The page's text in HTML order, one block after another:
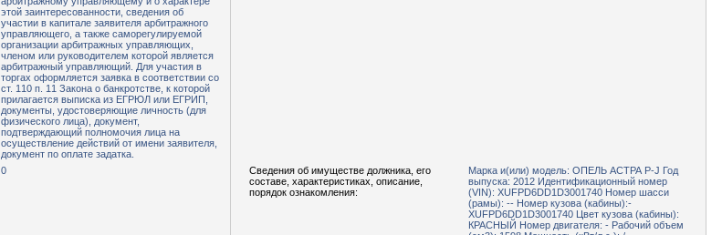
этой заинтересованности, сведения об
участии в капитале заявителя арбитражного
управляющего, а также саморегулируемой
организации арбитражных управляющих,
членом или руководителем которой является
арбитражный управляющий. Для участия в
торгах оформляется заявка в соответствии со
ст. 110 п. 11 Закона о банкротстве, к которой
прилагается выписка из ЕГРЮЛ или ЕГРИП,
документы, удостоверяющие личность (для
физического лица), документ,
подтверждающий полномочия лица на
осуществление действий от имени заявителя,
документ по оплате задатка.
0
Сведения об имуществе должника, его
составе, характеристиках, описание,
порядок ознакомления:
Марка и(или) модель: ОПЕЛЬ АСТРА Р-J Год
выпуска: 2012 Идентификационный номер
(VIN): ХUFРD6DD1D3001740 Номер шасси
(рамы): -- Номер кузова (кабины):-
ХUFРD6DD1D3001740 Цвет кузова (кабины):
КРАСНЫЙ Номер двигателя: - Рабочий объем